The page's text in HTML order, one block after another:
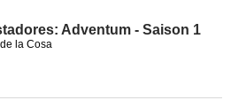
Adventum - Saison 1
la Cosa